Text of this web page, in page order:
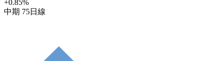
+0.85%
中期 75日線